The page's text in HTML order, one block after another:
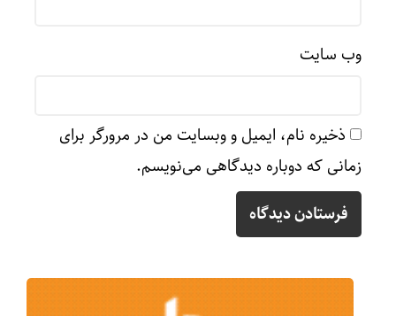
وب‌ سایت
ذخیره نام، ایمیل و وبسایت من در مرورگر برای
زمانی که دوباره دیدگاهی می‌نویسم.